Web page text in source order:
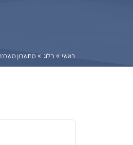
ראשי »בלוג »מחשבון